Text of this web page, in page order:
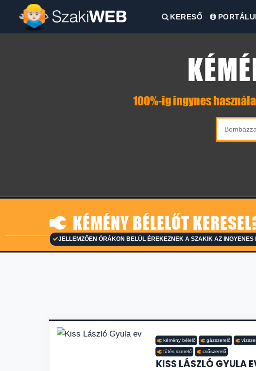
KERESŐ
100%-ig ingynes
KÉMÉNY BÉLELŐT
JELLEMZŐEN ÓRÁKON BELÜL ÉREKEZNEK A SZAKIK AZ
kémény bélelő gázszerelő
fűtés szerelő csőszerelő
KISS LÁSZLÓ GYULA